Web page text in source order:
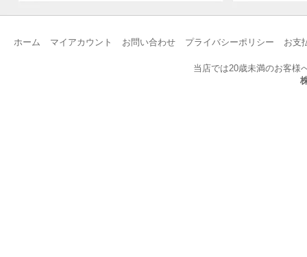
ホーム マイアカウント お問い合わせ プライバシーポリシー お支
当店では20歳未満のお客様